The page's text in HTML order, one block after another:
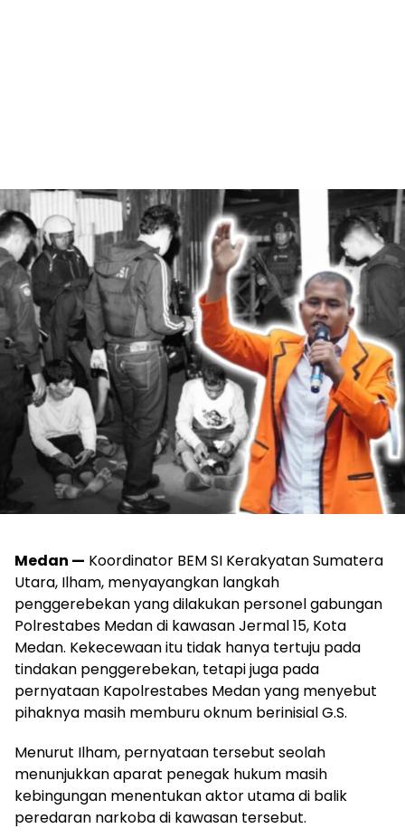
Medan — Koordinator BEM SI Kerakyatan Sumatera
Utara, Ilham, menyayangkan langkah
penggerebekan yang dilakukan personel gabungan
Polrestabes Medan di kawasan Jermal 15, Kota
Medan. Kekecewaan itu tidak hanya tertuju pada
tindakan penggerebekan, tetapi juga pada
pernyataan Kapolrestabes Medan yang menyebut
pihaknya masih memburu oknum berinisial G.S.
Menurut Ilham, pernyataan tersebut seolah
menunjukkan aparat penegak hukum masih
kebingungan menentukan aktor utama di balik
peredaran narkoba di kawasan tersebut.